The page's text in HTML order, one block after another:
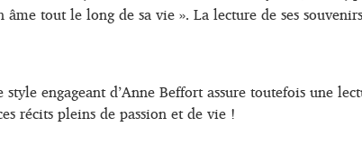
tout le long de sa vie ». La lecture de ses
engageant d’Anne Beffort assure toutefois une
récits pleins de passion et de vie !